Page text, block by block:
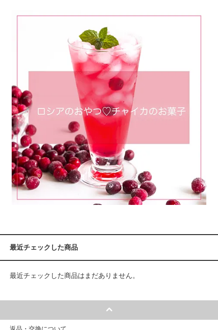
最近チェックした商品
最近チェックした商品はまだありません。